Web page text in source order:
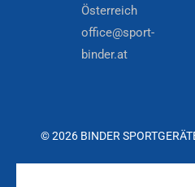
Österreich
office@sport-
binder.at
© 2026 BINDER